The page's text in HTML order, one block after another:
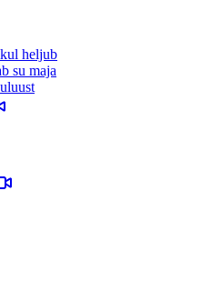
heljub
su maja